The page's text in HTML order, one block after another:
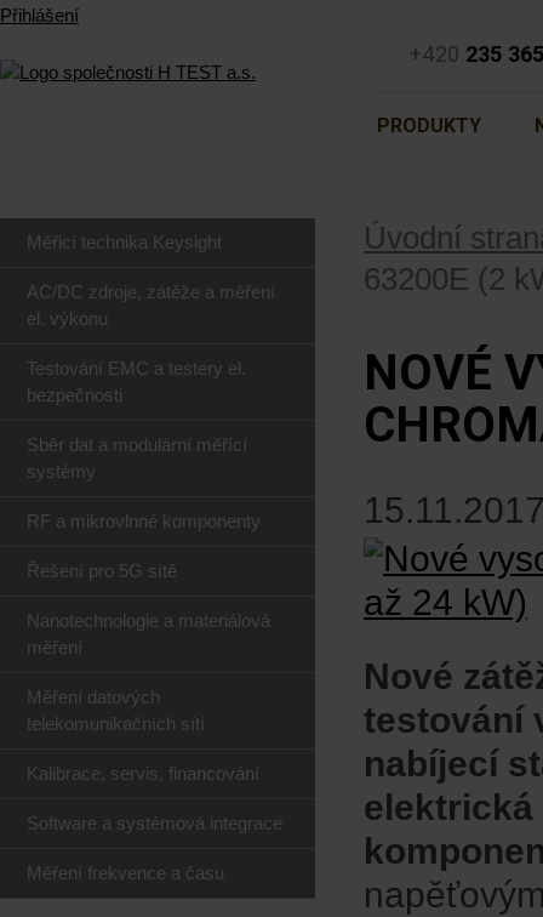
+420 235
PRODUKTY
Přihlášení
Úvodní
63200E (2
NOVÉ
Nové
testování
nabíjecí
elektrická
Měřicí technika Keysight
AC/DC zdroje, zátěže a měření
el. výkonu
Testování EMC a testery el.
bezpečnosti
Sběr dat a modulární měřící
systémy
RF a mikrovlnné komponenty
Řešení pro 5G sítě
Nanotechnologie a materiálová
měření
Měření datových
telekomunikačních sítí
Kalibrace, servis, financování
Software a systémová integrace
Měření frekvence a času